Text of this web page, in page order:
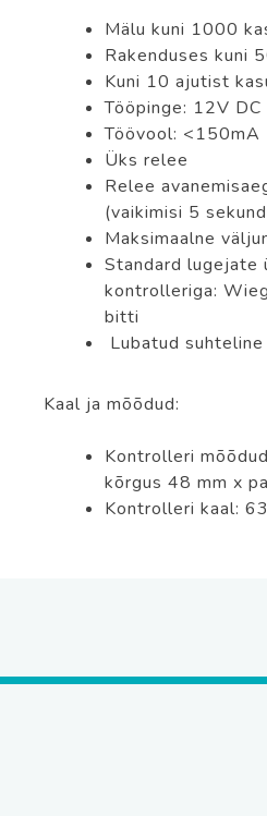
Mälu kuni 1000
Rakenduses kuni
Kuni 10 ajutist
Tööpinge: 12V DC
Töövool: <150mA
Üks relee
Relee
(vaikimisi 5
Maksimaalne
Standard lugejate
kontrolleriga:
bitti
Lubatud
Kaal ja mõõdud:
Kontrolleri
kõrgus 48 mm x
Kontrolleri kaal: